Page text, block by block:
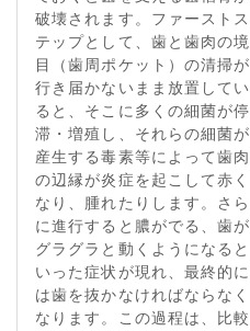
破壊されます。ファーストス
テップとして、歯と歯肉の境
目（歯周ポケット）の清掃が
行き届かないまま放置してい
ると、そこに多くの細菌が停
滞・増殖し、それらの細菌が
産生する毒素等によって歯肉
の辺縁が炎症を起こして赤く
なり、腫れたりします。さら
に進行すると膿がでる、歯が
グラグラと動くようになると
いった症状が現れ、最終的に
は歯を抜かなければならなく
なります。この過程は、比較